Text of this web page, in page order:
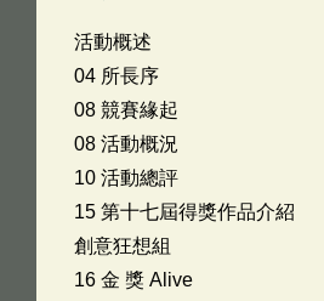
活動概述
04 所長序
08 競賽緣起
08 活動概況
10 活動總評
15 第十七屆得獎作品介紹
創意狂想組
16 金 獎 Alive